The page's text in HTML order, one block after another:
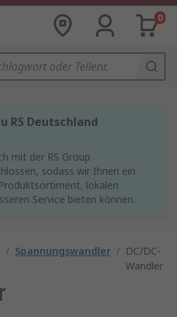
0
RS Deutschland
mit der RS Group
sodass wir Ihnen ein
lokalen
Service bieten können.
/ Spannungswandler / DC/DC-
Wandler